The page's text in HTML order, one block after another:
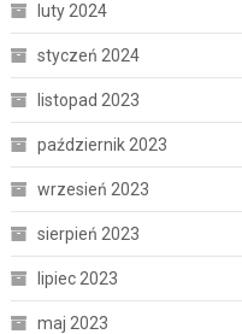
luty 2024
styczeń 2024
listopad 2023
październik 2023
wrzesień 2023
sierpień 2023
lipiec 2023
maj 2023